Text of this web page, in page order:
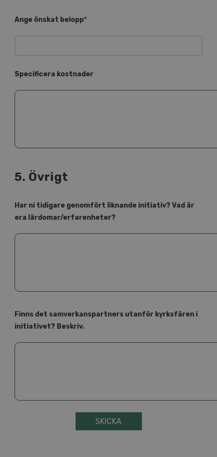
Ange önskat belopp*
Specificera kostnader
5. Övrigt
Har ni tidigare genomfört liknande initiativ? Vad är
era lärdomar/erfarenheter?
Finns det samverkanspartners utanför kyrksfären i
initiativet? Beskriv.
SKICKA